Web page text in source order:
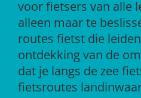
voor fietsers van alle
alleen maar te
routes fietst die
ontdekking van de
dat je langs de zee
fietsroutes